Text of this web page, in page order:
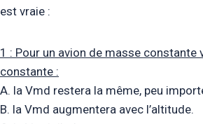
est vraie :
1 : Pour un avion de masse constante
constante :
A. la Vmd restera la même, peu
B. la Vmd augmentera avec l’altitude.